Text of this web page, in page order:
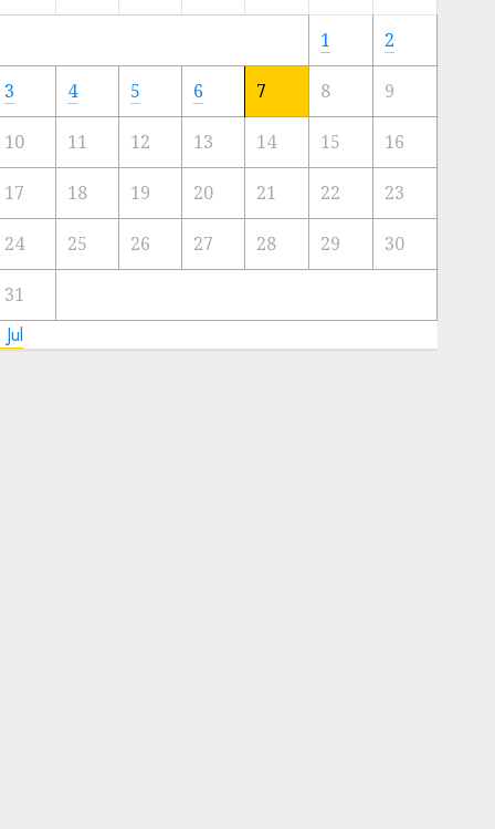
Artis
Kota
23/11/2024
0
1 2
3 4 5 6 7 8 9
10 11 12 13 14 15 16
17 18 19 20 21 22 23
24 25 26 27 28 29 30
31